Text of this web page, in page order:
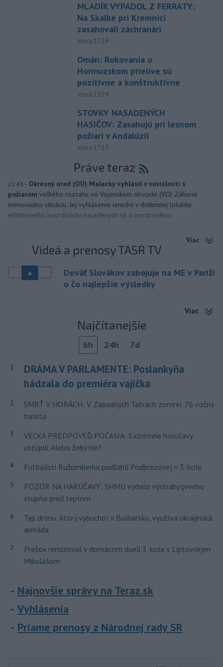
MLADÍK VYPADOL Z FERRATY:
Na Skalke pri Kremnici
zasahovali záchranári
včera 17:19
Omán: Rokovania o
Hormuzskom prielive sú
pozitívne a konštruktívne
včera 19:24
STOVKY NASADENÝCH
HASIČOV: Zasahujú pri lesnom
požiari v Andalúzii
včera 17:13
Práve teraz
21:43 - Okresný úrad (OÚ) Malacky vyhlásil v súvislosti s
požiarom veľkého rozsahu vo Vojenskom obvode (VO) Záhorie
mimoriadnu situáciu. Jej vyhlásenie umožní v dotknutej lokalite
efektívnejšiu koordináciu nasadených síl a prostriedkov.
Viac
Videá a prenosy TASR TV
Deväť Slovákov zabojuje na ME v Paríži
o čo najlepšie výsledky
Viac
Najčítanejšie
6h 24h 7d
1
DRÁMA V PARLAMENTE: Poslankyňa
hádzala do premiéra vajíčka
2
SMRŤ V HORÁCH: V Západných Tatrách zomrel 76-ročný
turista
3
VEĽKÁ PREDPOVEĎ POČASIA: Extrémne horúčavy
ustúpili. Alebo žeby nie?
4 Futbalisti Ružomberka podľahli Podbrezovej v 3. kole
5
POZOR NA HARÚČAVY: SHMÚ vydalo výstrahy prvého
stupňa pred teplom
6
Typ dronu, ktorý vybuchol v Bulharsku, využíva ukrajinská
armáda
7
Prešov remizoval v domácom dueli 3. kola s Liptovským
Mikulášom
Najnovšie správy na Teraz.sk
Vyhlásenia
Priame prenosy z Národnej rady SR